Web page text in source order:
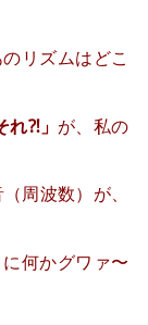
リズムはどこ
れ⁈」 が、私の
周波数）が、
何かグワァ〜